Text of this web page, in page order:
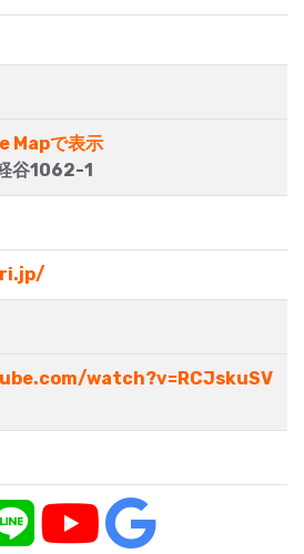
Mapで表示
谷1062-1
watch?v=RCJskuSV